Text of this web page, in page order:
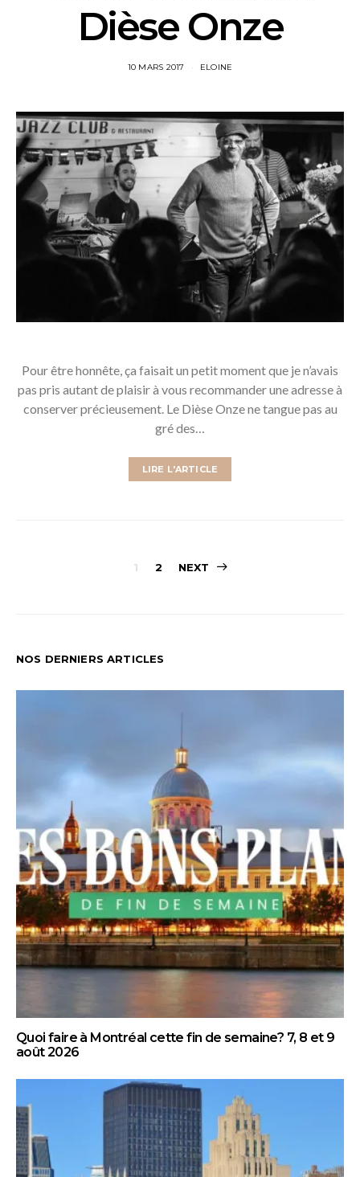
Dièse Onze
10 MARS 2017 ELOINE
Pour être honnête, ça faisait un petit moment que je n’avais
pas pris autant de plaisir à vous recommander une adresse à
conserver précieusement. Le Dièse Onze ne tangue pas au
gré des…
LIRE L'ARTICLE
Pagination
1 2 NEXT
NOS DERNIERS ARTICLES
Quoi faire à Montréal cette fin de semaine? 7, 8 et 9
août 2026